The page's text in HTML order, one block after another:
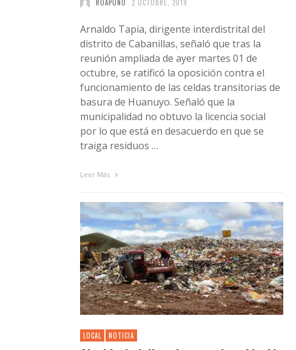
ROAPUNO 2 OCTUBRE, 2019
Arnaldo Tapia, dirigente interdistrital del
distrito de Cabanillas, señaló que tras la
reunión ampliada de ayer martes 01 de
octubre, se ratificó la oposición contra el
funcionamiento de las celdas transitorias de
basura de Huanuyo. Señaló que la
municipalidad no obtuvo la licencia social
por lo que está en desacuerdo en que se
traiga residuos …
Leer Más
LOCAL NOTICIA